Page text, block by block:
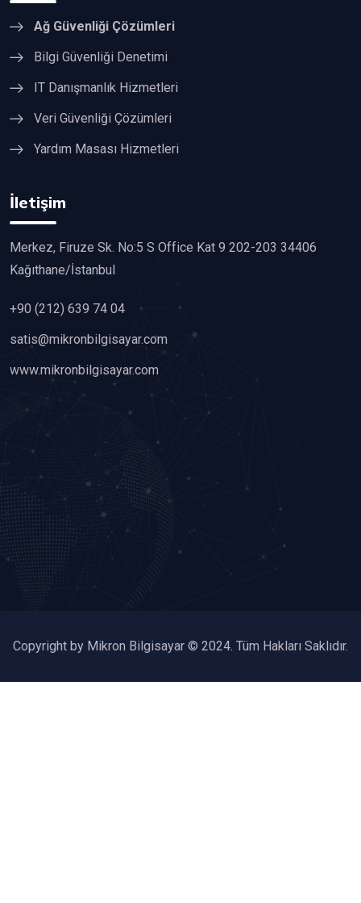
Ağ Güvenliği Çözümleri
Bilgi Güvenliği Denetimi
IT Danışmanlık Hizmetleri
Veri Güvenliği Çözümleri
Yardım Masası Hizmetleri
İletişim
Merkez, Firuze Sk. No:5 S Office Kat 9 202-203 34406
Kağıthane/İstanbul
+90 (212) 639 74 04
satis@mikronbilgisayar.com
www.mikronbilgisayar.com
Copyright by Mikron Bilgisayar © 2024. Tüm Hakları Saklıdır.